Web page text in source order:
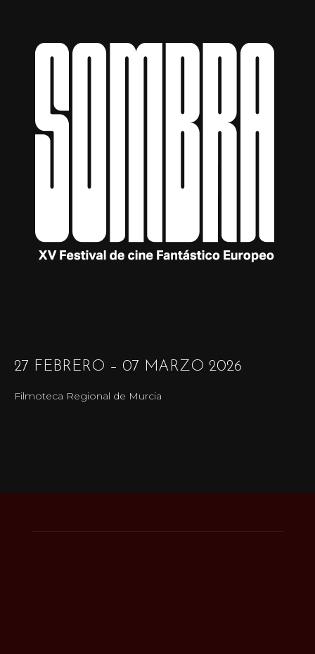
27 FEBRERO – 07 MARZO 2026
Filmoteca Regional de Murcia